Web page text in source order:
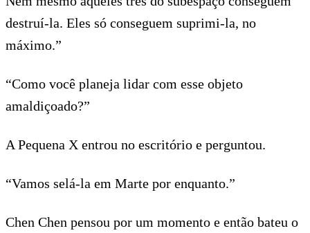
destruí-la. Eles só conseguem suprimi-la, no
máximo.”
“Como você planeja lidar com esse objeto
amaldiçoado?”
A Pequena X entrou no escritório e perguntou.
“Vamos selá-la em Marte por enquanto.”
Chen Chen pensou por um momento e então bateu o